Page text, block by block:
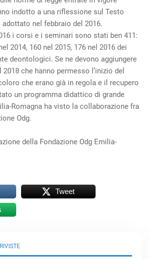
indotto a una riflessione sul Testo
nel febbraio del 2016.
i corsi e i seminari sono stati ben 411:
2014, 160 nel 2015, 176 nel 2016 dei
deontologici. Se ne devono aggiungere
2018 che hanno permesso l’inizio del
che erano già in regola e il recupero
un programma didattico di grande
Romagna ha visto la collaborazione fra
Odg.
della Fondazione Odg Emilia-
Tweet